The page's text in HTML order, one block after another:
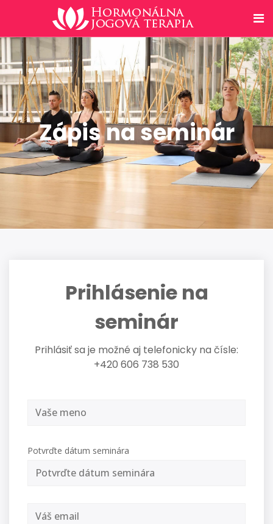
Zápis na seminár
Prihlásenie na
seminár
Prihlásiť sa je možné aj telefonicky na čísle:
+420 606 738 530
Potvrďte dátum seminára